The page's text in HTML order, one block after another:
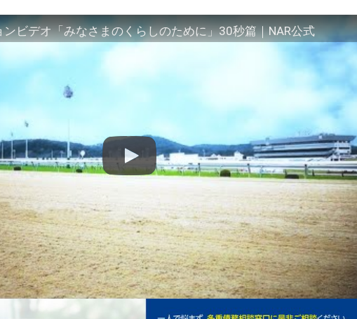
ビデオ「みなさまのくらしのために」30秒篇｜NAR公式